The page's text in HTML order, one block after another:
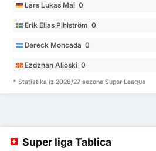
Lars Lukas Mai 0
Erik Elias Pihlström 0
Dereck Moncada 0
Ezdzhan Alioski 0
* Statistika iz 2026/27 sezone Super League
Super liga Tablica